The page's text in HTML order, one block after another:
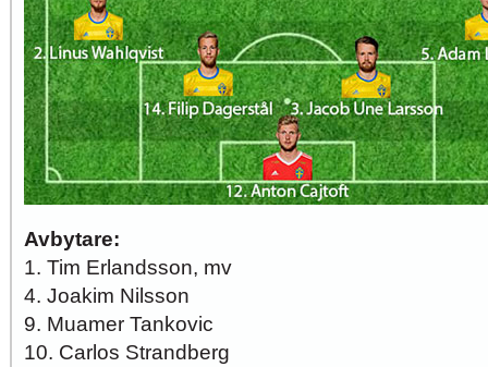
Avbytare:
1. Tim Erlandsson, mv
4. Joakim Nilsson
9. Muamer Tankovic
10. Carlos Strandberg